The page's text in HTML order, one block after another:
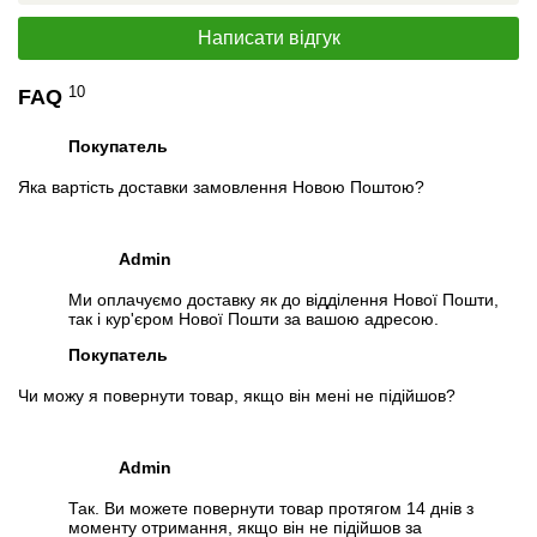
.Если что дополню свой отзыв чуть позже .
Перейти в початок оголошення>>
Написати на Email
Написати відгук
FAQ 10
Покупатель
Яка вартість доставки замовлення Новою Поштою?
Admin
Ми оплачуємо доставку як до відділення Нової Пошти,
так і кур'єром Нової Пошти за вашою адресою.
Покупатель
Чи можу я повернути товар, якщо він мені не підійшов?
Admin
Так. Ви можете повернути товар протягом 14 днів з
моменту отримання, якщо він не підійшов за